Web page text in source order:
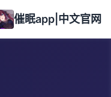
催眠app|中文官网